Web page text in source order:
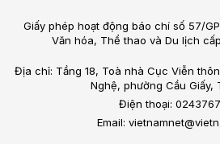
Giấy phép hoạt động báo chí số 57/
Văn hóa, Thể thao và Du lịch
Địa chỉ: Tầng 18, Toà nhà Cục Viễn
Nghệ, phường Cầu Giấy,
Điện thoại:
Email: